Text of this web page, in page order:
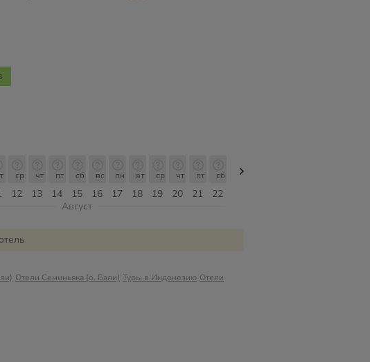
12
ср
13
чт
14
пт
15
сб
16
вс
17
пн
18
вт
19
ср
20
чт
21
пт
22
сб
Август
Отели Семиньяка (о. Бали) Туры в Индонезию Отели